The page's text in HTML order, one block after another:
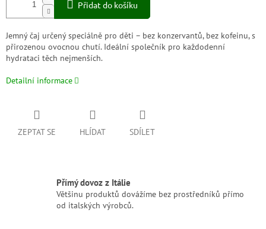
Přidat do košíku
Jemný čaj určený speciálně pro děti – bez konzervantů, bez kofeinu, s
přirozenou ovocnou chutí. Ideální společník pro každodenní
hydrataci těch nejmenších.
Detailní informace
ZEPTAT SE HLÍDAT SDÍLET
Přímý dovoz z Itálie
Většinu produktů dovážíme bez prostředníků přímo
od italských výrobců.